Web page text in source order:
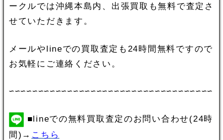
ークルでは沖縄本島内、出張買取も無料で査定さ
せていただきます。
メールやlineでの買取査定も24時間無料ですので
お気軽にご連絡ください。
∽∽∽∽∽∽∽∽∽∽∽∽∽∽∽∽∽∽∽∽∽∽∽∽∽∽∽∽∽∽∽∽∽∽∽
■lineでの無料買取査定のお問い合わせ(24時
間)→ こちら